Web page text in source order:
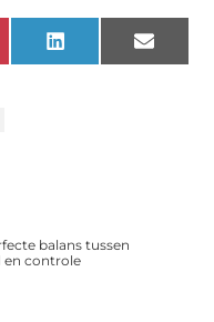
LinkedIn Email
balans tussen
en controle